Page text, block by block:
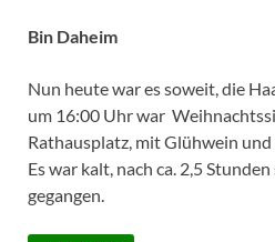
Bin Daheim
Nun heute war es soweit, die
um 16:00 Uhr war
Rathausplatz, mit Glühwein
Es war kalt, nach ca. 2,5
gegangen.